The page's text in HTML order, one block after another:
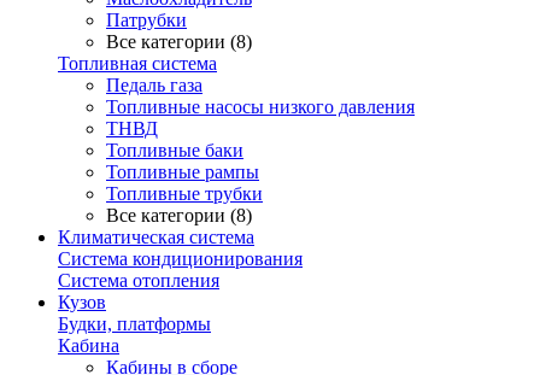
Патрубки
Все категории (8)
Топливная система
Педаль газа
Топливные насосы низкого давления
ТНВД
Топливные баки
Топливные рампы
Топливные трубки
Все категории (8)
Климатическая система
Система кондиционирования
Система отопления
Кузов
Будки, платформы
Кабина
Кабины в сборе